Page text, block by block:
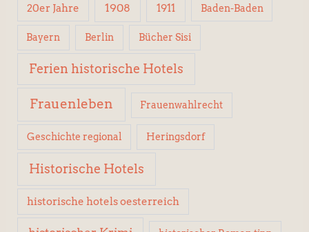
20er Jahre 1908 1911 Baden-Baden
Bayern Berlin Bücher Sisi
Ferien historische Hotels
Frauenleben Frauenwahlrecht
Geschichte regional Heringsdorf
Historische Hotels
historische hotels oesterreich